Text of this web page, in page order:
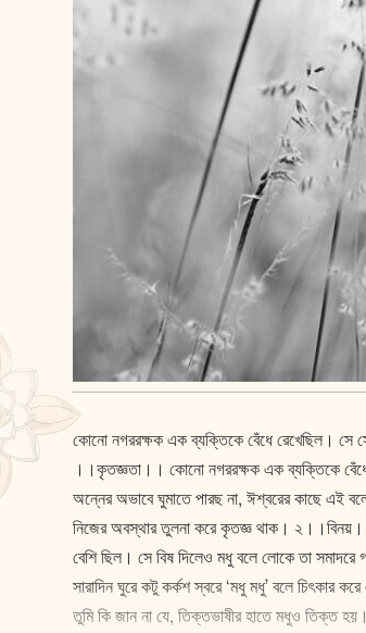
কোনো নগরর‌ক্ষক এক ব্যক্তিকে বেঁধে রেখেছিল। সে
।।কৃতজ্ঞতা।। কোনো নগরর‌ক্ষক এক ব্যক্তিকে বেঁধে
অন্নের অভাবে ঘুমাতে পারছ না, ঈশ্বরের কাছে এই
নিজের অবস্থার তুলনা করে কৃতজ্ঞ থাক।
বেশি ছিল। সে বিষ দিলেও মধু বলে লোকে তা
সারাদিন ঘুরে কটু কর্কশ স্বরে ‘মধু মধু’ বলে চিৎকার
তুমি কি জান না যে, তিক্তভাষীর হাতে মধুও তিক্ত